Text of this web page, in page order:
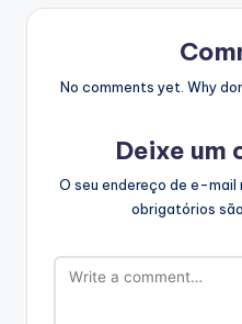
No comments yet. Why
Deixe um
O seu endereço de e-mail
obrigatórios